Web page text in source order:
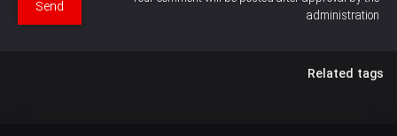
administration
Send
Related tags